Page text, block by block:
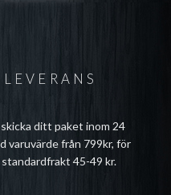
ditt paket inom 24
varuvärde från 799kr, för
45-49 kr.